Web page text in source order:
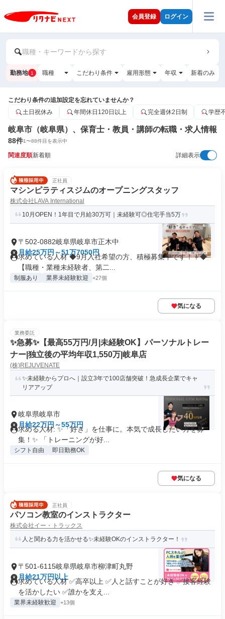
会員登録 ログイン
職種・キーワードから探す
勤務地 1 職種 こだわり条件 雇用形態 年収 新着のみ
こだわり条件の追加設定を忘れていませんか？
土日祝休み
年間休日120日以上 完全週休2日制 学歴
岐阜市（岐阜県）、保育士・教員・講師の転職・求人情報
88件1〜88件目を表示中
関連度順新着順 詳細表示
正社員
マシンピラティスジムのオープニングスタッフ
株式会社LAVA International
10月OPEN！1年目で月給30万可｜未経験可◎住宅手当5万
〒502-0882岐阜県岐阜市正木中
月給25万円～51万7050円
求めている人材 ◆9月入社希望の方、積極募集中です！！◆
【職種・業種未経験者、第二...
制服あり 業界未経験歓迎 +27個
気になる
業務委託
✨️急募✨️【最高55万円/月|未経験OK】パーソナルトレー
ナー|独立後の平均年収1,550万|岐阜店
(株)REJUVENATE
✨未経験からプロへ｜設立3年で100店舗突破！急成長企業でキャ
リアアップ
岐阜県岐阜市
月給22万円～55万円
求める人材: ✨「好き」を仕事に。本気で成長したい方を募
集！✨ 「トレーニングが好...
シフト自由 即日勤務OK
気になる
正社員
パソコン教室のインストラクター
株式会社イー・トラックス
人と関わる力を活かせる✨未経験OKのインストラクター！
〒501-6115岐阜県岐阜市柳津町丸野
月給21万円以上
求めている人材 ✅高卒以上 ✅人と話すことが好き ✅接客経験
を活かしたい ✅誰かを支え...
業界未経験歓迎 +13個